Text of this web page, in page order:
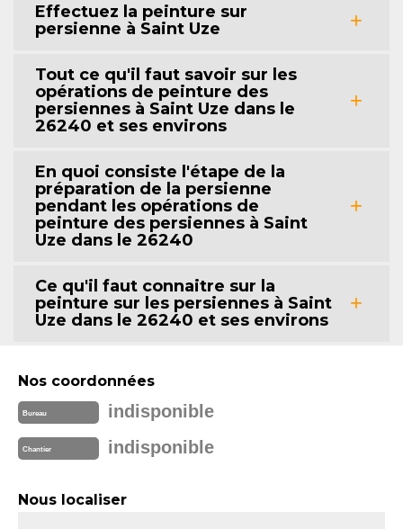
Effectuez la peinture sur
persienne à Saint Uze
Tout ce qu'il faut savoir sur les
opérations de peinture des
persiennes à Saint Uze dans le
26240 et ses environs
En quoi consiste l'étape de la
préparation de la persienne
pendant les opérations de
peinture des persiennes à Saint
Uze dans le 26240
Ce qu'il faut connaitre sur la
peinture sur les persiennes à Saint
Uze dans le 26240 et ses environs
Nos coordonnées
Bureau indisponible
Chantier indisponible
Nous localiser